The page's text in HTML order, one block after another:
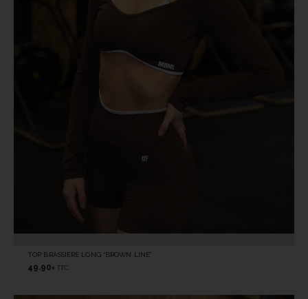
TOP BRASSIÈRE LONG “BROWN LINE”
49.90 € TTC